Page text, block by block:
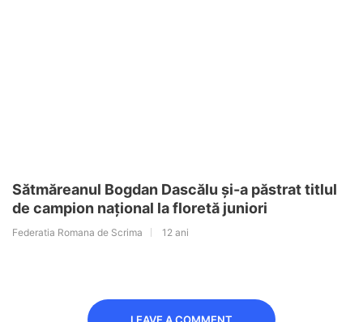
Sătmăreanul Bogdan Dascălu și-a păstrat titlul
de campion național la floretă juniori
Federatia Romana de Scrima 12 ani